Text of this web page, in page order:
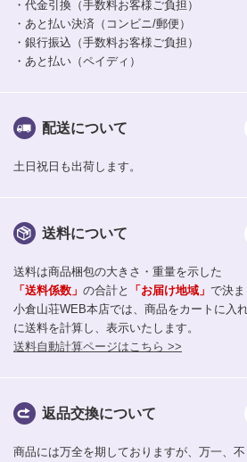
・代金引換（手数料お客様ご負担）
・あと払い決済（コンビニ/郵便）
・銀行振込（手数料お客様ご負担）
・あと払い（ペイディ）
配送について
土日祝日も出荷します。
送料について
送料は商品梱包の大きさ・重量を示した
「送料係数」 の合計と 「お届け地域」 で決ま
小倉山荘WEB本店では、商品をカートに入
に送料を計算し、表示いたします。
送料自動計算ページはこちら >>
返品交換について
商品には万全を期しておりますが、万一、